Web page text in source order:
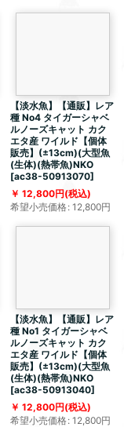
【淡水魚】【通販】レア
種 No4 タイガーシャベ
ルノーズキャット カク
エタ産 ワイルド【個体
販売】(±13cm)(大型魚
(生体)(熱帯魚)NKO
[ac38-50913070]
12,800円(税込)
希望小売価格: 12,800円
【淡水魚】【通販】レア
種 No1 タイガーシャベ
ルノーズキャット カク
エタ産 ワイルド【個体
販売】(±13cm)(大型魚
(生体)(熱帯魚)NKO
[ac38-50913040]
12,800円(税込)
希望小売価格: 12,800円